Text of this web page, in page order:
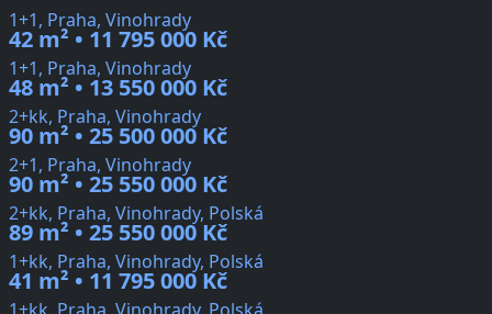
1+1, Praha, Vinohrady
42 m² • 11 795 000 Kč
1+1, Praha, Vinohrady
48 m² • 13 550 000 Kč
2+kk, Praha, Vinohrady
90 m² • 25 500 000 Kč
2+1, Praha, Vinohrady
90 m² • 25 550 000 Kč
2+kk, Praha, Vinohrady, Polská
89 m² • 25 550 000 Kč
1+kk, Praha, Vinohrady, Polská
41 m² • 11 795 000 Kč